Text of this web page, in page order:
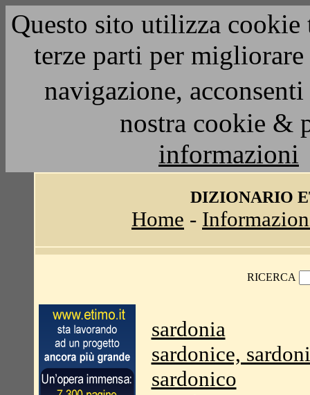
Questo sito utilizza
terze parti per
navigazione,
nostra cookie &
informazioni
DIZIONARIO
Home -
RICERCA
sardonia
sardonice,
sardonico